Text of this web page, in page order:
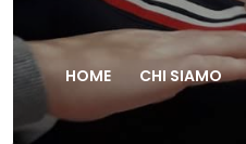
HOME CHI SIAMO